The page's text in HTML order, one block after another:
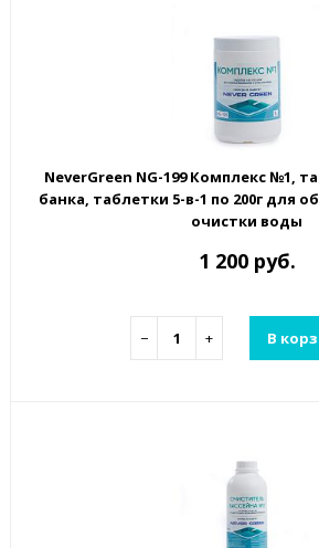
NeverGreen NG-199 Комплекс №1,
банка, таблетки 5-в-1 по 200г для
очистки воды
1 200 руб.
− + В